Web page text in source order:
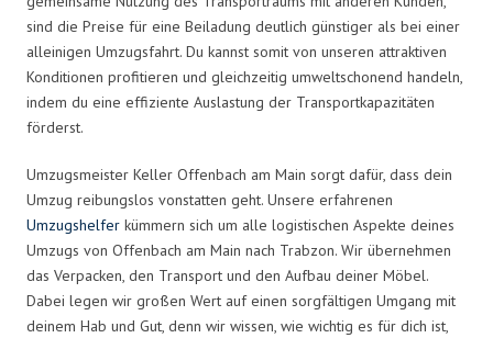
sind die Preise für eine Beiladung deutlich günstiger als bei einer
alleinigen Umzugsfahrt. Du kannst somit von unseren attraktiven
Konditionen profitieren und gleichzeitig umweltschonend handeln,
indem du eine effiziente Auslastung der Transportkapazitäten
förderst.
Umzugsmeister Keller Offenbach am Main sorgt dafür, dass dein
Umzug reibungslos vonstatten geht. Unsere erfahrenen
Umzugshelfer kümmern sich um alle logistischen Aspekte deines
Umzugs von Offenbach am Main nach Trabzon. Wir übernehmen
das Verpacken, den Transport und den Aufbau deiner Möbel.
Dabei legen wir großen Wert auf einen sorgfältigen Umgang mit
deinem Hab und Gut, denn wir wissen, wie wichtig es für dich ist,